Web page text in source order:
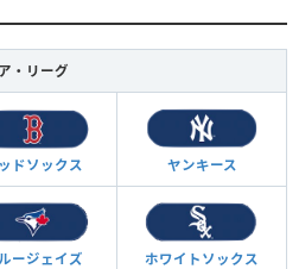
ア・リーグ
ドソックス ヤンキース
ージェイズ ホワイトソックス